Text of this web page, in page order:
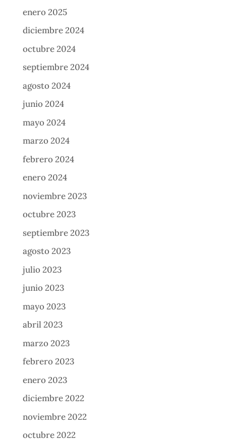
enero 2025
diciembre 2024
octubre 2024
septiembre 2024
agosto 2024
junio 2024
mayo 2024
marzo 2024
febrero 2024
enero 2024
noviembre 2023
octubre 2023
septiembre 2023
agosto 2023
julio 2023
junio 2023
mayo 2023
abril 2023
marzo 2023
febrero 2023
enero 2023
diciembre 2022
noviembre 2022
octubre 2022